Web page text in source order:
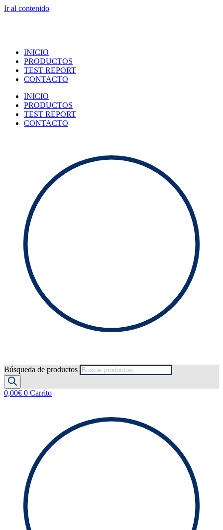
Ir al contenido
INICIO
PRODUCTOS
TEST REPORT
CONTACTO
INICIO
PRODUCTOS
TEST REPORT
CONTACTO
Búsqueda de productos
0,00€ 0 Carrito